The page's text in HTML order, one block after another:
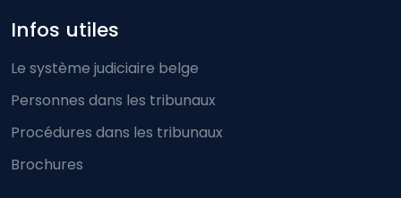
Infos utiles
Le système judiciaire belge
Personnes dans les tribunaux
Procédures dans les tribunaux
Brochures